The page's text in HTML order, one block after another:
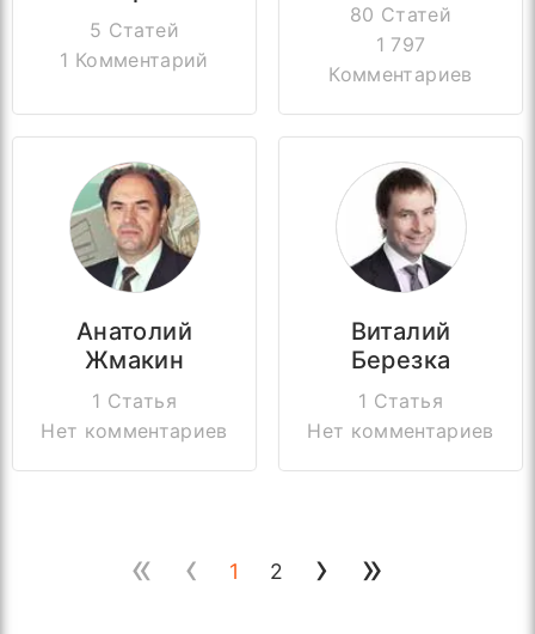
5 Статей
1 Комментарий
80 Статей
1 797
Комментариев
Анатолий
Жмакин
1 Статья
Нет комментариев
Виталий
Березка
1 Статья
Нет комментариев
« ‹ 1 2 › »